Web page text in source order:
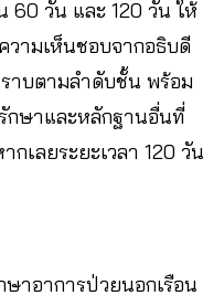
60 วัน และ 120 วัน ให้
ามเห็นชอบจากอธิบดี
าบตามลำดับชั้น พร้อม
กษาและหลักฐานอื่นที่
เลยระยะเวลา 120 วัน
ษาอาการป่วยนอกเรือน